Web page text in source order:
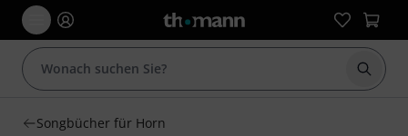
Suche
Songbücher für Horn